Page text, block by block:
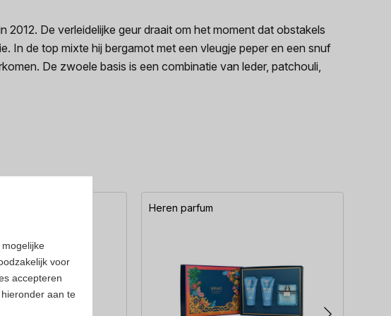
De verleidelijke geur draait om het moment dat obstakels
In de top mixte hij bergamot met een vleugje peper en een snuf
De zwoele basis is een combinatie van leder, patchouli,
Heren parfum
voor
accepteren
aan te